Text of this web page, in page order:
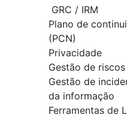
GRC / IRM
Plano de
(PCN)
Privacidade
Gestão de riscos
Gestão de
da informação
Ferramentas de